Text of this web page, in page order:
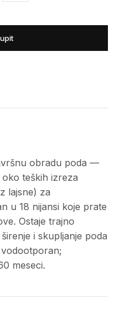
obradu poda —
teških izreza
lajsne) za
u 18 nijansi koje prate
Ostaje trajno
i skupljanje poda
meseci.